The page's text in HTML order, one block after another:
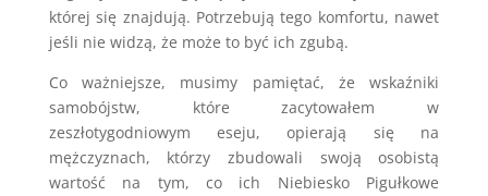
której się znajdują. Potrzebują tego komfortu, nawet
jeśli nie widzą, że może to być ich zgubą.
Co ważniejsze, musimy pamiętać, że wskaźniki
samobójstw, które zacytowałem w
zeszłotygodniowym eseju, opierają się na
mężczyznach, którzy zbudowali swoją osobistą
wartość na tym, co ich Niebiesko Pigułkowe